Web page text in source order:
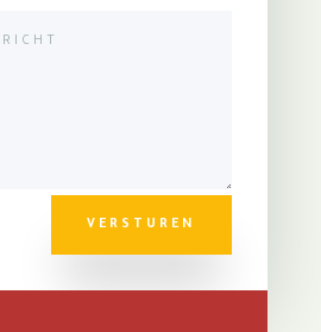
VERSTUREN